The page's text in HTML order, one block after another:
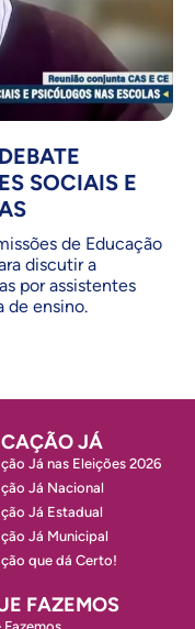
SOCIAIS E
de Educação
discutir a
por assistentes
de ensino.
JÁ
Já nas Eleições 2026
Já Nacional
Já Estadual
Já Municipal
que dá Certo!
FAZEMOS